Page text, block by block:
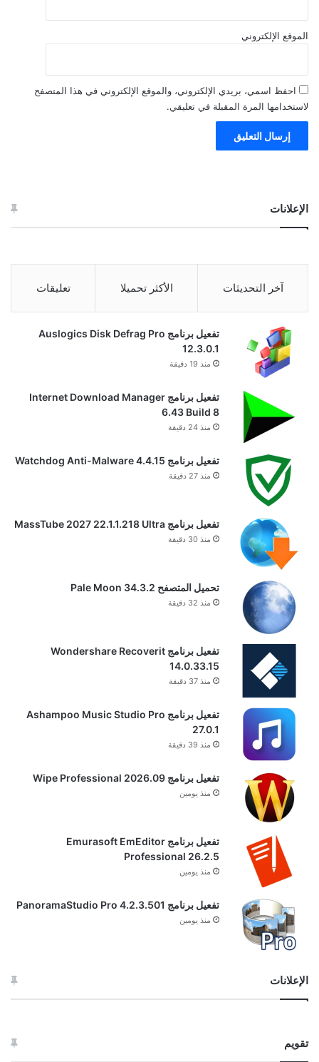
الموقع الإلكتروني
احفظ اسمي، بريدي الإلكتروني، والموقع الإلكتروني في هذا المتصفح
لاستخدامها المرة المقبلة في تعليقي.
الإعلانات
آخر التحديثات الأكثر تحميلا تعليقات
تفعيل برنامج Auslogics Disk Defrag Pro
12.3.0.1
منذ 19 دقيقة
تفعيل برنامج Internet Download Manager
6.43 Build 8
منذ 24 دقيقة
تفعيل برنامج Watchdog Anti-Malware 4.4.15
منذ 27 دقيقة
تفعيل برنامج MassTube 2027 22.1.1.218 Ultra
منذ 30 دقيقة
تحميل المتصفح Pale Moon 34.3.2
منذ 32 دقيقة
تفعيل برنامج Wondershare Recoverit
14.0.33.15
منذ 37 دقيقة
تفعيل برنامج Ashampoo Music Studio Pro
27.0.1
منذ 39 دقيقة
تفعيل برنامج Wipe Professional 2026.09
منذ يومين
تفعيل برنامج Emurasoft EmEditor
Professional 26.2.5
منذ يومين
تفعيل برنامج PanoramaStudio Pro 4.2.3.501
منذ يومين
الإعلانات
تقويم